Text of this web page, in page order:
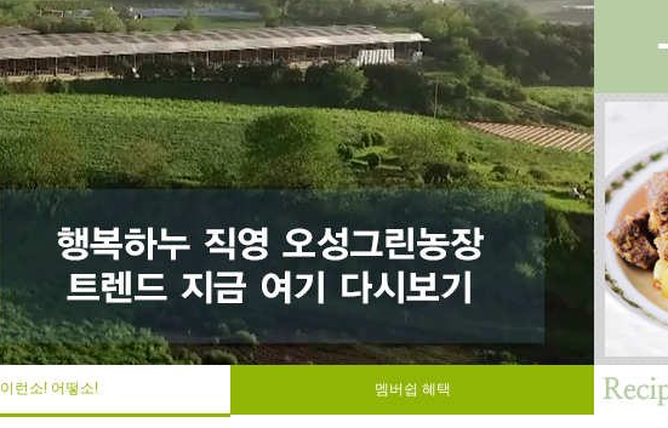
이런소! 어떻소! 멤버쉽 혜택